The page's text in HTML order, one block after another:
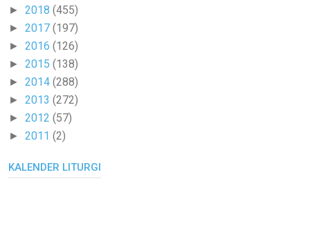
► 2018 (455)
► 2017 (197)
► 2016 (126)
► 2015 (138)
► 2014 (288)
► 2013 (272)
► 2012 (57)
► 2011 (2)
KALENDER LITURGI